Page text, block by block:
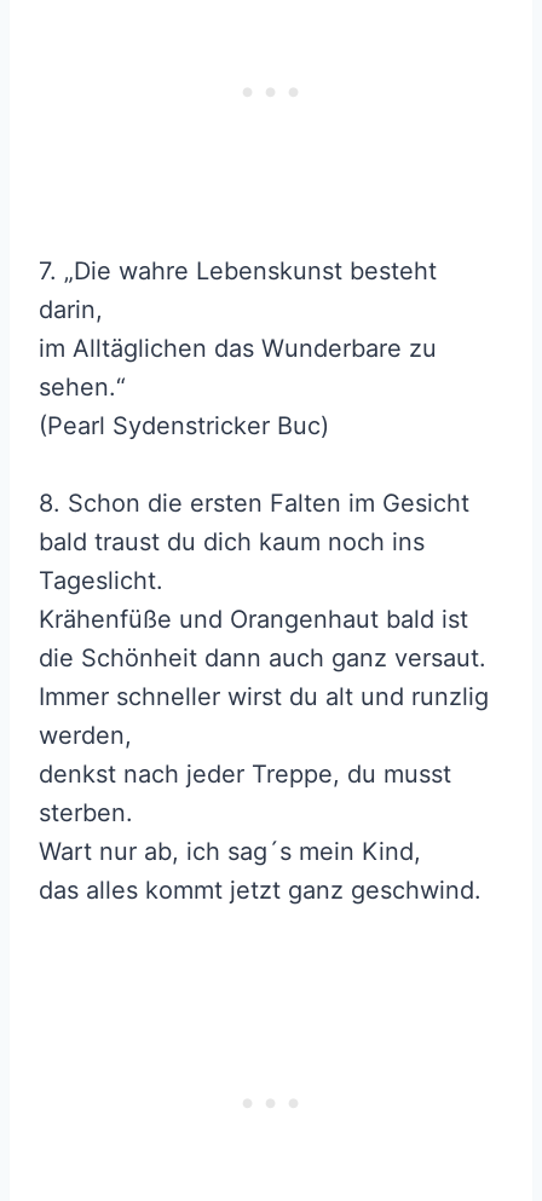
7. „Die wahre Lebenskunst besteht
darin,
im Alltäglichen das Wunderbare zu
sehen.“
(Pearl Sydenstricker Buc)
8. Schon die ersten Falten im Gesicht
bald traust du dich kaum noch ins
Tageslicht.
Krähenfüße und Orangenhaut bald ist
die Schönheit dann auch ganz versaut.
Immer schneller wirst du alt und runzlig
werden,
denkst nach jeder Treppe, du musst
sterben.
Wart nur ab, ich sag´s mein Kind,
das alles kommt jetzt ganz geschwind.